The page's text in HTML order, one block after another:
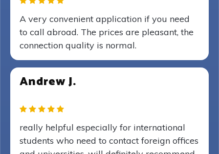
A very convenient application if you need
to call abroad. The prices are pleasant, the
connection quality is normal.
Andrew J.
really helpful especially for international
students who need to contact foreign offices